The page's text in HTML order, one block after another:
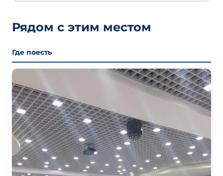
Рядом с этим местом
Где поесть